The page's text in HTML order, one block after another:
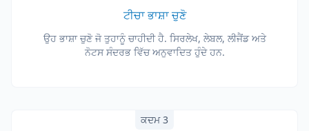
ਟੀਚਾ ਭਾਸ਼ਾ ਚੁਣੋ
ਉਹ ਭਾਸ਼ਾ ਚੁਣੋ ਜੋ ਤੁਹਾਨੂੰ ਚਾਹੀਦੀ ਹੈ. ਸਿਰਲੇਖ, ਲੇਬਲ, ਲੀਜੈਂਡ ਅਤੇ
ਨੋਟਸ ਸੰਦਰਭ ਵਿੱਚ ਅਨੁਵਾਦਿਤ ਹੁੰਦੇ ਹਨ.
ਕਦਮ 3